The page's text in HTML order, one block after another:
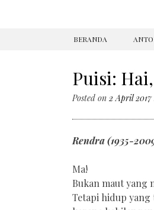
SKIP
BERANDA
Puisi:
Posted on 2 April 2017
Rendra (1935-
Ma!
Bukan maut yang
Tetapi hidup